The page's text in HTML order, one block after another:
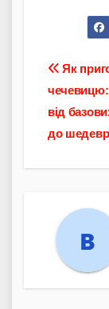
Як
чечевицю:
від
до